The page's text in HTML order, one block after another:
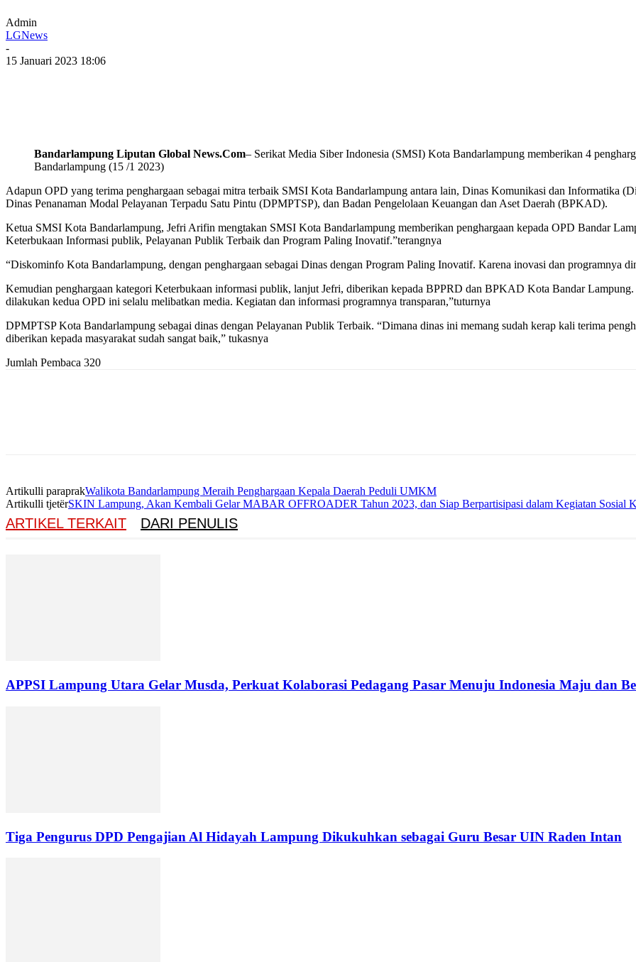
Admin
LGNews
-
15 Januari 2023 18:06
Bandarlampung Liputan Global News.Com– Serikat Media Siber Indonesia (SMSI) Kota Bandarlampung memberikan 4
Bandarlampung (15 /1 2023)
Adapun OPD yang terima penghargaan sebagai mitra terbaik SMSI Kota Bandarlampung antara lain, Dinas Komunikasi dan Informatika
Dinas Penanaman Modal Pelayanan Terpadu Satu Pintu (DPMPTSP), dan Badan Pengelolaan Keuangan dan Aset Daerah (BPKAD).
Ketua SMSI Kota Bandarlampung, Jefri Arifin mengtakan SMSI Kota Bandarlampung memberikan penghargaan kepada OPD Bandar
Keterbukaan Informasi publik, Pelayanan Publik Terbaik dan Program Paling Inovatif.”terangnya
“Diskominfo Kota Bandarlampung, dengan penghargaan sebagai Dinas dengan Program Paling Inovatif. Karena inovasi dan programnya
Kemudian penghargaan kategori Keterbukaan informasi publik, lanjut Jefri, diberikan kepada BPPRD dan BPKAD Kota Bandar Lampung.
dilakukan kedua OPD ini selalu melibatkan media. Kegiatan dan informasi programnya transparan,”tuturnya
DPMPTSP Kota Bandarlampung sebagai dinas dengan Pelayanan Publik Terbaik. “Dimana dinas ini memang sudah kerap kali terima
diberikan kepada masyarakat sudah sangat baik,” tukasnya
Jumlah Pembaca 320
Artikulli paraprakWalikota Bandarlampung Meraih Penghargaan Kepala Daerah Peduli UMKM
Artikulli tjetërSKIN Lampung, Akan Kembali Gelar MABAR OFFROADER Tahun 2023, dan Siap Berpartisipasi dalam Kegiatan Sosial
ARTIKEL TERKAIT DARI PENULIS
APPSI Lampung Utara Gelar Musda, Perkuat Kolaborasi Pedagang Pasar Menuju Indonesia Maju dan
Tiga Pengurus DPD Pengajian Al Hidayah Lampung Dikukuhkan sebagai Guru Besar UIN Raden Intan